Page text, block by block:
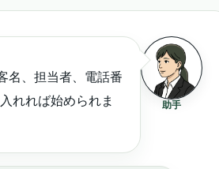
助手
名、担当者、電話番
れれば始められま